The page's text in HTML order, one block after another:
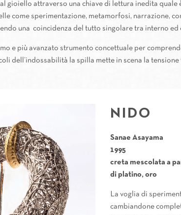
gioiello attraverso una chiave di lettura inedita
come sperimentazione, metamorfosi, narrazione,
una coincidenza del tutto singolare tra interno ed
e più avanzato strumento concettuale per
dell’indossabilità la spilla mette in scena la
NIDO
Sanae Asayama
1995
creta mescolata a
di platino, oro
La voglia di
cambiandone